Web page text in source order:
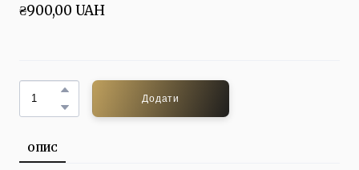
₴900,00 UAH
Додати
ОПИС